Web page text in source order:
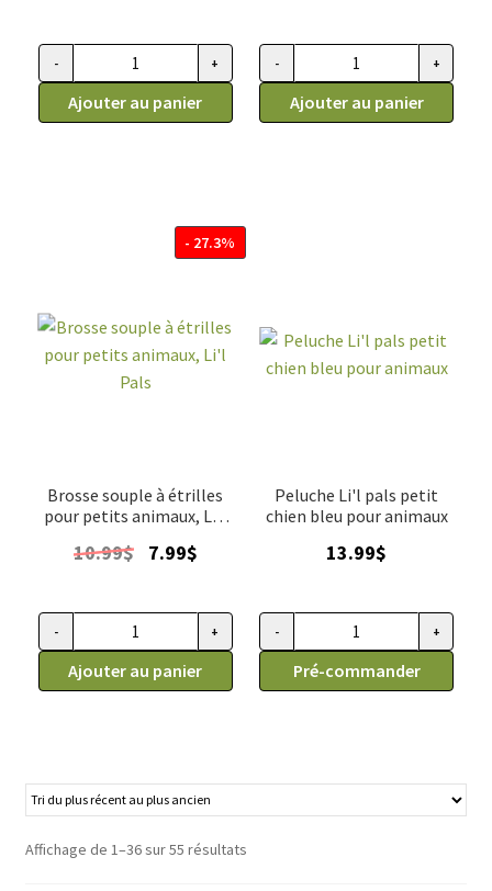
quantité de Petit peigne de mue pour animaux, Li'l Pals
- +
Ajouter au panier
quantité de Peigne double
- +
Ajouter au panier
Brosse souple à étrilles
pour petits animaux, Li'l
- 27.3%
10.99$ Le
était :
10.99$.
7.99$Le
est :
7.99$.
quantité de Brosse souple à étrilles pour petits animaux, Li'l
- +
Ajouter au panier
Peluche Li'l pals petit
chien bleu pour animaux
13.99$
quantité de Peluche Li'l pals
- +
Pré-commander
Affichage de 1–36 sur 55 résultats